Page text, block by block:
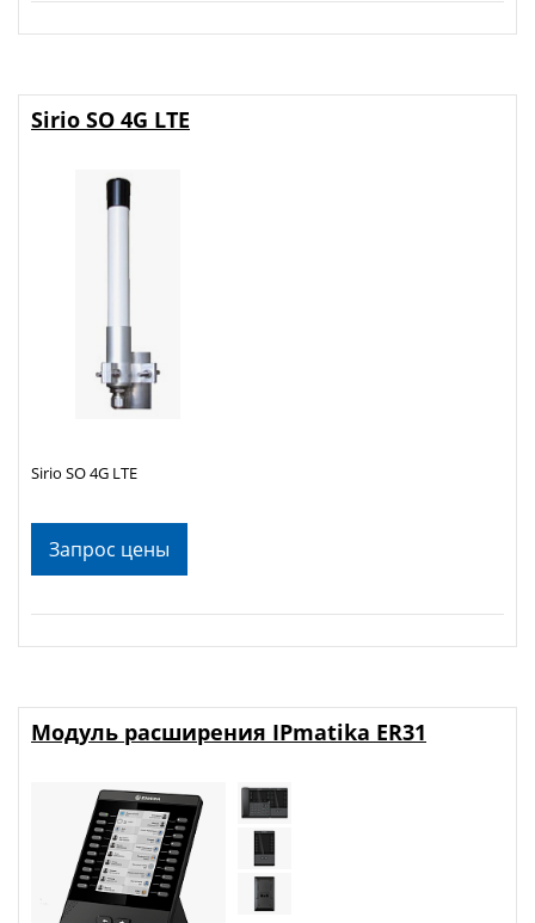
Запрос цены
Sirio SO 4G LTE
Sirio SO 4G LTE
Модуль расширения IPmatika ER31